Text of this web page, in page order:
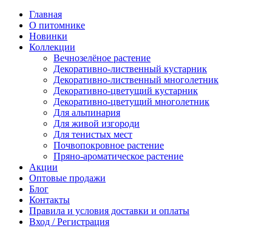
Главная
О питомнике
Новинки
Коллекции
Вечнозелёное растение
Декоративно-лиственный кустарник
Декоративно-лиственный многолетник
Декоративно-цветущий кустарник
Декоративно-цветущий многолетник
Для альпинария
Для живой изгороди
Для тенистых мест
Почвопокровное растение
Пряно-ароматическое растение
Акции
Оптовые продажи
Блог
Контакты
Правила и условия доставки и оплаты
Вход / Регистрация